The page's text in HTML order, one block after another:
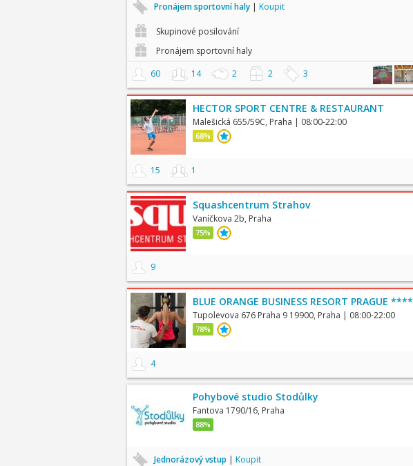
Pronájem sportovní haly | Koupit
Skupinové posilování
Pronájem sportovní haly
60
14 2 2 3
HECTOR SPORT CENTRE & RESTAURANT
Malešická 655/59C, Praha | 08:00-22:00
68%
15 1
Squashcentrum Strahov
Vaníčkova 2b, Praha
75%
9
BLUE ORANGE BUSINESS RESORT PRAGUE ****
Tupolevova 676 Praha 9 19900, Praha | 08:00-22:00
78%
4
Pohybové studio Stodůlky
Fantova 1790/16, Praha
88%
Jednorázový vstup | Koupit